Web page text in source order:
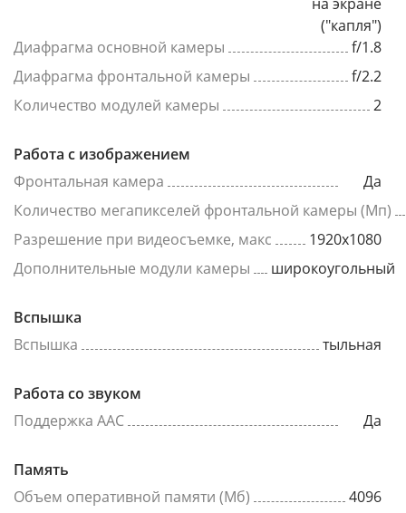
("капля")
Диафрагма основной камеры
f/1.8
Диафрагма фронтальной камеры
f/2.2
Количество модулей камеры
2
Работа с изображением
Фронтальная камера
Да
Количество мегапикселей фронтальной камеры (Мп)
Разрешение при видеосъемке, макс
1920x1080
Дополнительные модули камеры
широкоугольный
Вспышка
Вспышка
тыльная
Работа со звуком
Поддержка AAC
Да
Память
Объем оперативной памяти (Мб)
4096